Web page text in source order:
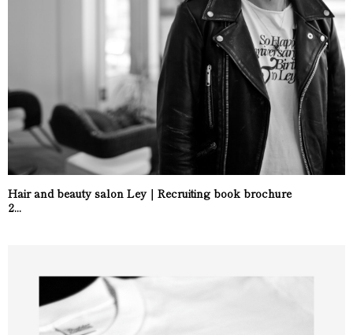
Hair and beauty salon Ley｜Recruiting book brochure
2...